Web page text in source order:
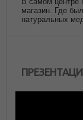
магазин. Где
натуральных